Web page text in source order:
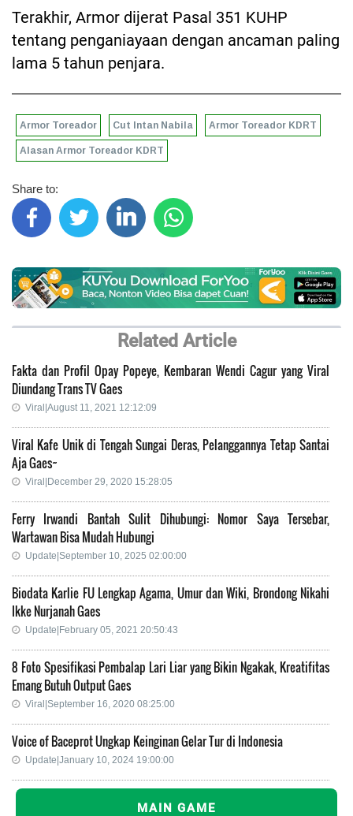
Terakhir, Armor dijerat Pasal 351 KUHP
tentang penganiayaan dengan ancaman paling
lama 5 tahun penjara.
Armor Toreador Cut Intan Nabila Armor Toreador KDRT
Alasan Armor Toreador KDRT
Share to:
Related Article
Fakta dan Profil Opay Popeye, Kembaran Wendi Cagur yang Viral
Diundang Trans TV Gaes
Viral|August 11, 2021 12:12:09
Viral Kafe Unik di Tengah Sungai Deras, Pelanggannya Tetap Santai
Aja Gaes~
Viral|December 29, 2020 15:28:05
Ferry Irwandi Bantah Sulit Dihubungi: Nomor Saya Tersebar,
Wartawan Bisa Mudah Hubungi
Update|September 10, 2025 02:00:00
Biodata Karlie FU Lengkap Agama, Umur dan Wiki, Brondong Nikahi
Ikke Nurjanah Gaes
Update|February 05, 2021 20:50:43
8 Foto Spesifikasi Pembalap Lari Liar yang Bikin Ngakak, Kreatifitas
Emang Butuh Output Gaes
Viral|September 16, 2020 08:25:00
Voice of Baceprot Ungkap Keinginan Gelar Tur di Indonesia
Update|January 10, 2024 19:00:00
MAIN GAME